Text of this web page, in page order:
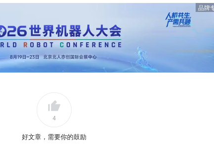
品牌
4
好文章，需要你的鼓励